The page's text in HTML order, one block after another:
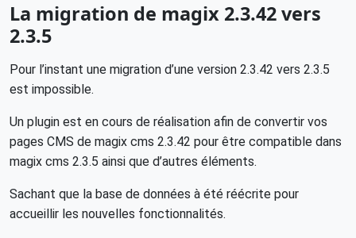
La migration de magix 2.3.42 vers
2.3.5
Pour l’instant une migration d’une version 2.3.42 vers 2.3.5
est impossible.
Un plugin est en cours de réalisation afin de convertir vos
pages CMS de magix cms 2.3.42 pour être compatible dans
magix cms 2.3.5 ainsi que d’autres éléments.
Sachant que la base de données à été réécrite pour
accueillir les nouvelles fonctionnalités.